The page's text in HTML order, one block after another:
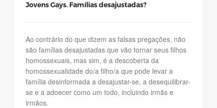
Jovens Gays. Famílias desajustadas?
Ao contrário do que dizem as falsas pregações, não
são famílias desajustadas que vão tornar seus filhos
homossexuais, mas sim, é a descoberta da
homossexualidade do/a filho/a que pode levar a
família desinformada a desajustar-se, a desequilibrar-
se e a adoecer como um todo, incluindo irmãs e
irmãos.